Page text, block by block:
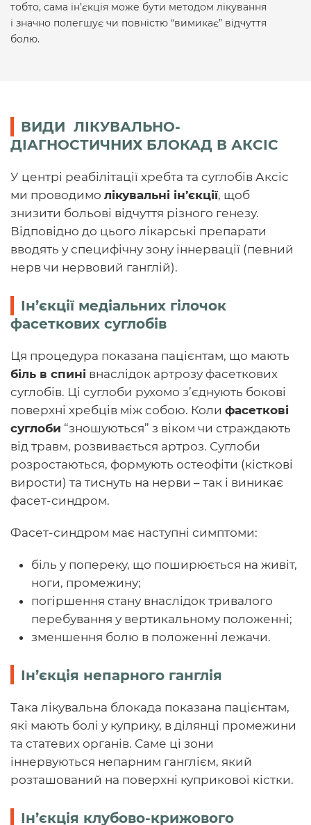
тобто, сама ін’єкція може бути методом лікування
і значно полегшує чи повністю “вимикає” відчуття
болю.
ВИДИ ЛІКУВАЛЬНО-
ДІАГНОСТИЧНИХ БЛОКАД В АКСІС
У центрі реабілітації хребта та суглобів Аксіс
ми проводимо лікувальні ін’єкції, щоб
знизити больові відчуття різного генезу.
Відповідно до цього лікарські препарати
вводять у специфічну зону іннервації (певний
нерв чи нервовий ганглій).
Ін’єкції медіальних гілочок
фасеткових суглобів
Ця процедура показана пацієнтам, що мають
біль в спині внаслідок артрозу фасеткових
суглобів. Ці суглоби рухомо з’єднують бокові
поверхні хребців між собою. Коли фасеткові
суглоби “зношуються” з віком чи страждають
від травм, розвивається артроз. Суглоби
розростаються, формують остеофіти (кісткові
вирости) та тиснуть на нерви – так і виникає
фасет-синдром.
Фасет-синдром має наступні симптоми:
біль у попереку, що поширюється на живіт,
ноги, промежину;
погіршення стану внаслідок тривалого
перебування у вертикальному положенні;
зменшення болю в положенні лежачи.
Ін’єкція непарного ганглія
Така лікувальна блокада показана пацієнтам,
які мають болі у куприку, в ділянці промежини
та статевих органів. Саме ці зони
іннервуються непарним ганглієм, який
розташований на поверхні куприкової кістки.
Ін’єкція клубово-крижового